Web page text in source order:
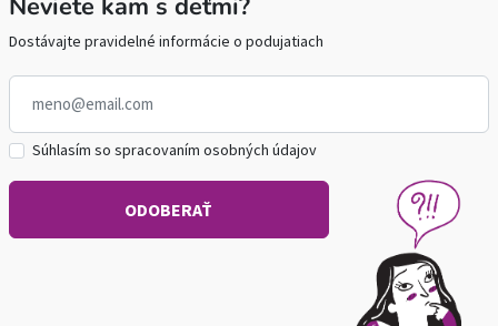
Neviete kam s deťmi?
Dostávajte pravidelné informácie o podujatiach
Súhlasím so spracovaním osobných údajov